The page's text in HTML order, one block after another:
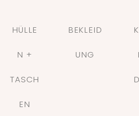
HÜLLE
N +
TASCH
EN
BEKLEID
UNG